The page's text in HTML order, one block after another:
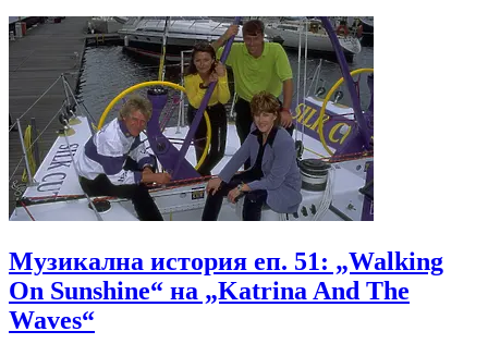
Музикална история еп. 51: „Walking
On Sunshine“ на „Katrina And The
Waves“